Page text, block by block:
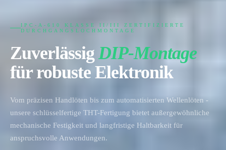
IPC-A-610 KLASSE II/III ZERTIFIZIERTE
DURCHGANGSLOCHMONTAGE
Zuverlässig DIP-Montage
für robuste Elektronik
Vom präzisen Handlöten bis zum automatisierten Wellenlöten -
unsere schlüsselfertige THT-Fertigung bietet außergewöhnliche
mechanische Festigkeit und langfristige Haltbarkeit für
anspruchsvolle Anwendungen.